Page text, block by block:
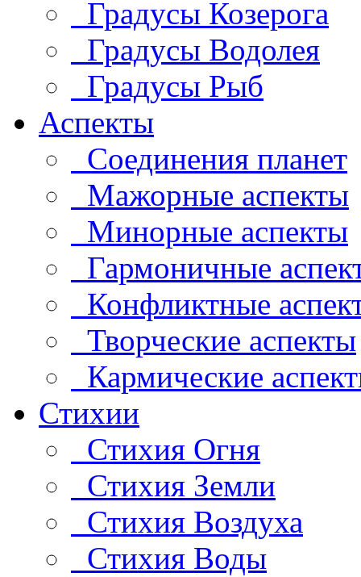
Градусы Козерога
Градусы Водолея
Градусы Рыб
Аспекты
Соединения планет
Мажорные аспекты
Минорные аспекты
Гармоничные
Конфликтные
Творческие аспекты
Кармические
Стихии
Стихия Огня
Стихия Земли
Стихия Воздуха
Стихия Воды